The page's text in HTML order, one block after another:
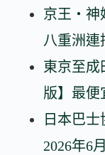
京王・神
八重洲連
東京至成
版】最便
日本巴
2026年6